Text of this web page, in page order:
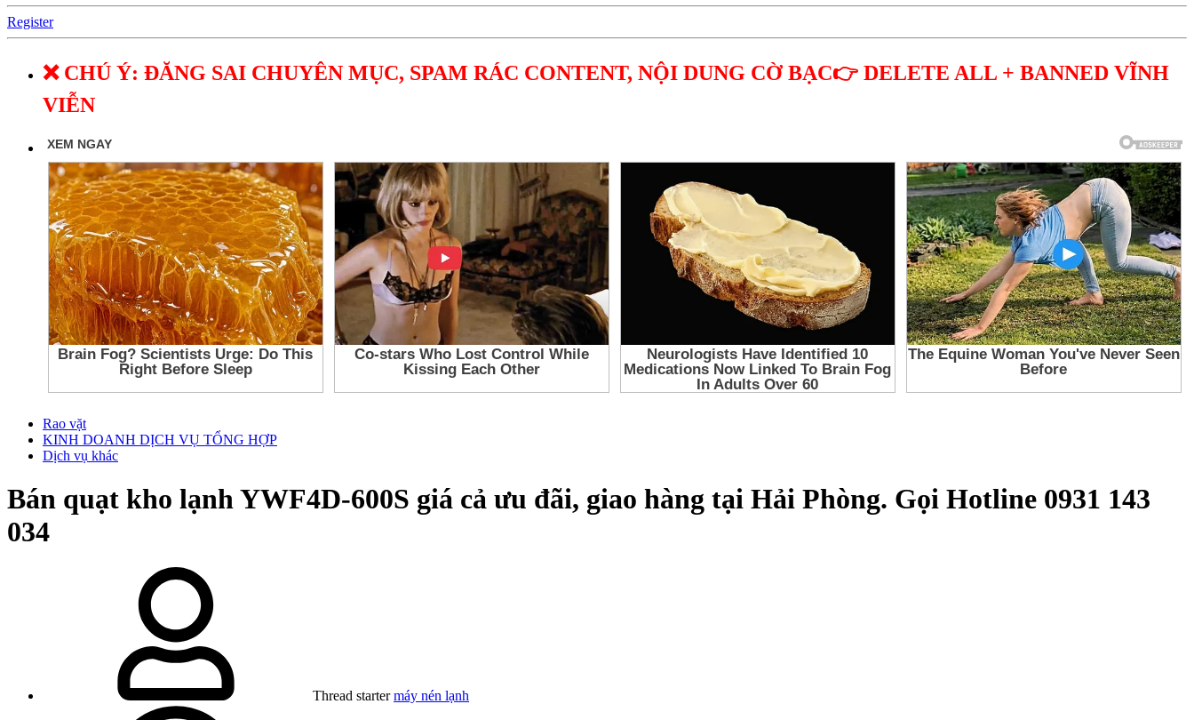
Register
❌ CHÚ Ý: ĐĂNG SAI CHUYÊN MỤC, SPAM RÁC CONTENT, NỘI DUNG CỜ BẠC👉 DELETE ALL + BANNED VĨNH
VIỄN
Rao vặt
KINH DOANH DỊCH VỤ TỔNG HỢP
Dịch vụ khác
Bán quạt kho lạnh YWF4D-600S giá cả ưu đãi, giao hàng tại Hải Phòng. Gọi Hotline 0931 143
034
Thread starter máy nén lạnh